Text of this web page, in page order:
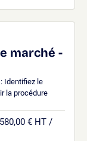
marché -
Identifiez le
la procédure
€ HT /